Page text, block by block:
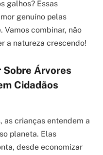
galhos? Essas
genuíno pelas
Vamos combinar, não
a natureza crescendo!
Sobre Árvores
Cidadãos
as crianças entendem a
planeta. Elas
desde economizar